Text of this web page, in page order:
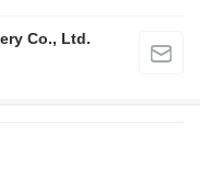
Co., Ltd.